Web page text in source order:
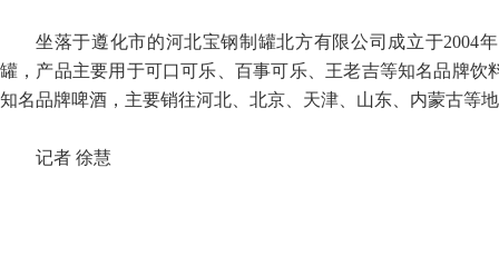
坐落于遵化市的河北宝钢制罐北方有限公司成立于2004
罐，产品主要用于可口可乐、百事可乐、王老吉等知名品牌饮
知名品牌啤酒，主要销往河北、北京、天津、山东、内蒙古等
记者 徐慧